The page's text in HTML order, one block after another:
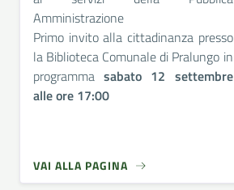
Amministrazione
Primo invito alla cittadinanza presso
la Biblioteca Comunale di Pralungo in
programmasabato 12 settembre
alle ore 17:00
VAI ALLA PAGINA